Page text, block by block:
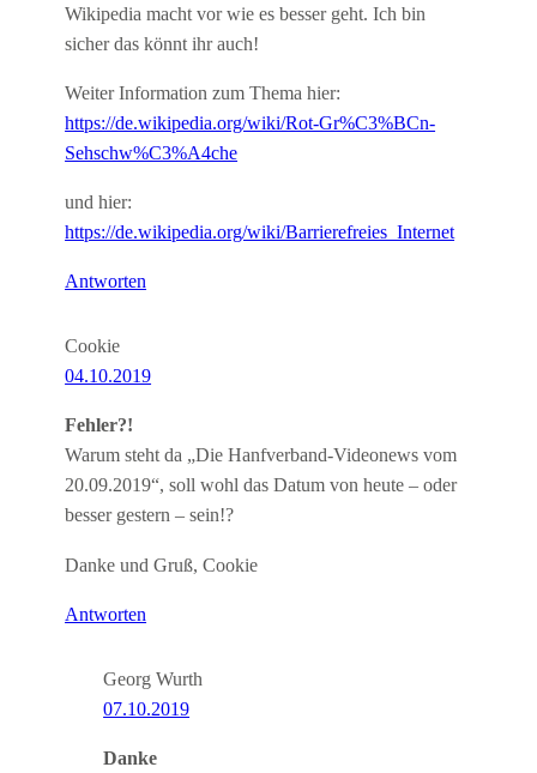
Wikipedia macht vor wie es besser geht. Ich bin
sicher das könnt ihr auch!
Weiter Information zum Thema hier:
https://de.wikipedia.org/wiki/Rot-Gr%C3%BCn-
Sehschw%C3%A4che
und hier:
https://de.wikipedia.org/wiki/Barrierefreies_Internet
Antworten
Cookie
04.10.2019
Fehler?!
Warum steht da „Die Hanfverband-Videonews vom
20.09.2019“, soll wohl das Datum von heute – oder
besser gestern – sein!?
Danke und Gruß, Cookie
Antworten
Georg Wurth
07.10.2019
Danke